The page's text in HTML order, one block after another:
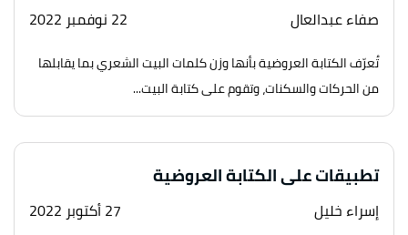
صفاء عبدالعال 22 نوفمبر 2022
تُعرّف الكتابة العروضية بأنها وزن كلمات البيت الشعري بما يقابلها
من الحركات والسكنات، وتقوم على كتابة البيت...
تطبيقات على الكتابة العروضية
إسراء خليل 27 أكتوبر 2022